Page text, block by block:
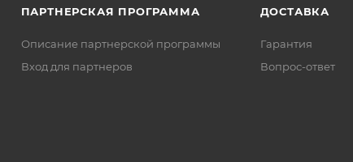
ПАРТНЕРСКАЯ ПРОГРАММА
Описание партнерской программы
Вход для партнеров
ДОСТАВКА
Гарантия
Вопрос-ответ